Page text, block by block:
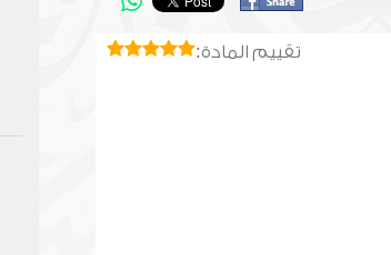
تقييم المادة: